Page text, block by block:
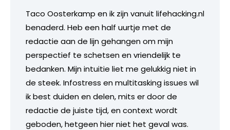
Taco Oosterkamp en ik zijn vanuit lifehacking.nl
benaderd. Heb een half uurtje met de
redactie aan de lijn gehangen om mijn
perspectief te schetsen en vriendelijk te
bedanken. Mijn intuitie liet me gelukkig niet in
de steek. Infostress en multitasking issues wil
ik best duiden en delen, mits er door de
redactie de juiste tijd, en context wordt
geboden, hetgeen hier niet het geval was.